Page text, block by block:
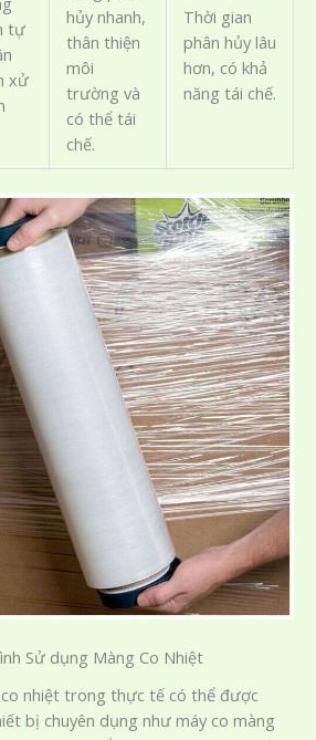
tự
xử
hủy nhanh,
thân thiện
môi
trường và
có thể tái
chế.
Thời gian
phân hủy lâu
hơn, có khả
năng tái chế.
Sử dụng Màng Co Nhiệt
nhiệt trong thực tế có thể được
bị chuyên dụng như máy co màng